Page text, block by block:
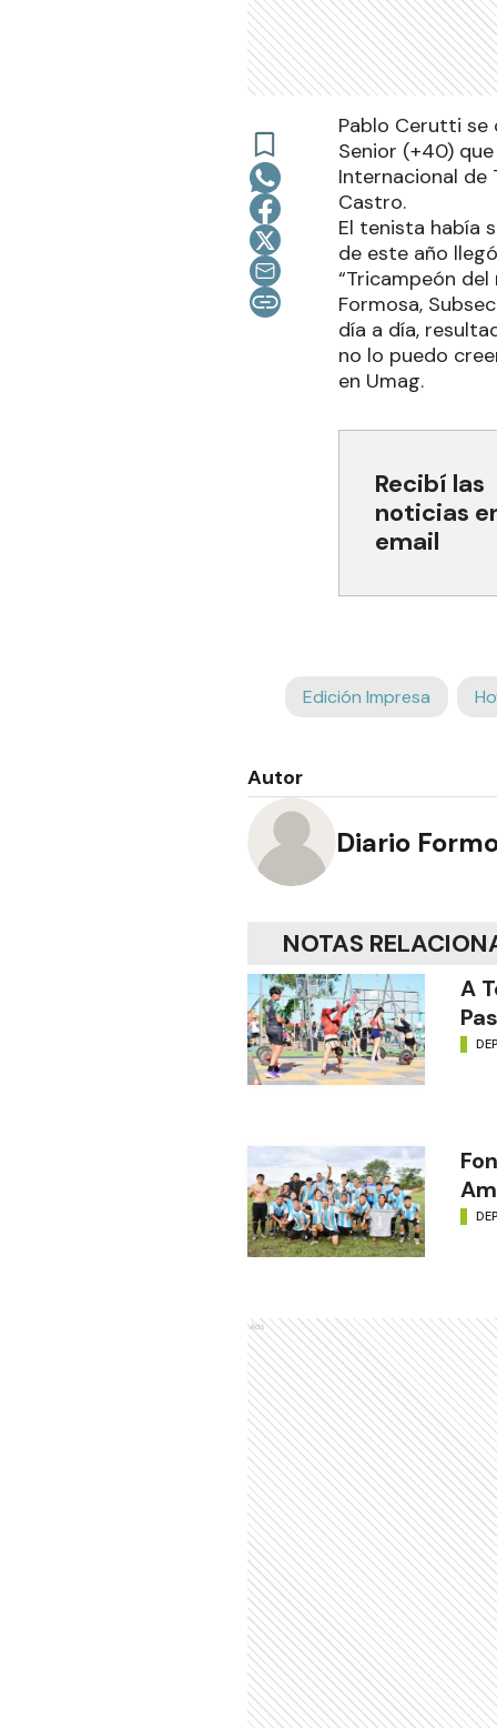
Pablo Cerutti se
Senior (+40)
Internacional de
Castro.
El tenista había
de este año
“Tricampeón
Formosa,
día a día,
no lo puedo
en Umag.
Recibí las
noticias
email
Edición Impresa
Autor
Diario
NOTAS
A
Ads